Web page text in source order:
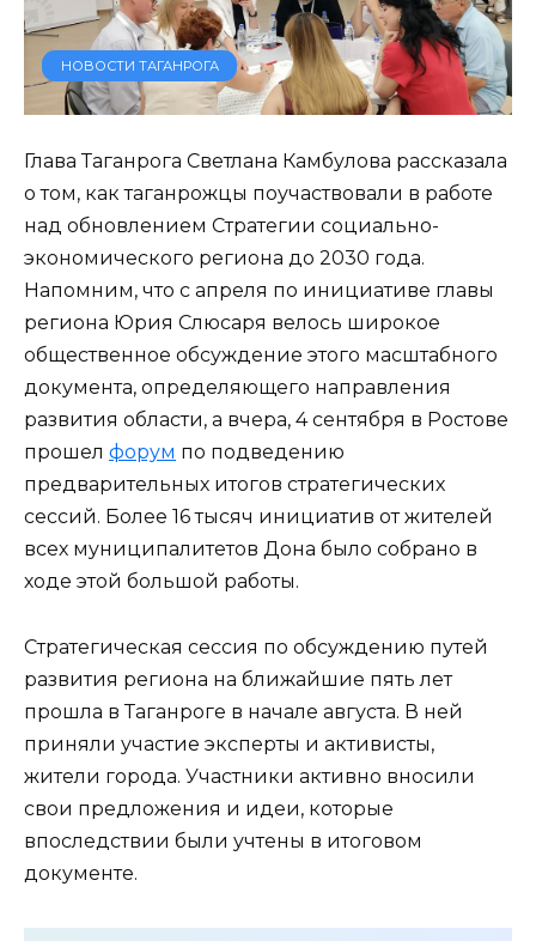
НОВОСТИ ТАГАНРОГА
Глава Таганрога Светлана Камбулова рассказала
о том, как таганрожцы поучаствовали в работе
над обновлением Стратегии социально-
экономического региона до 2030 года.
Напомним, что с апреля по инициативе главы
региона Юрия Слюсаря велось широкое
общественное обсуждение этого масштабного
документа, определяющего направления
развития области, а вчера, 4 сентября в Ростове
прошел форум по подведению
предварительных итогов стратегических
сессий. Более 16 тысяч инициатив от жителей
всех муниципалитетов Дона было собрано в
ходе этой большой работы.
Стратегическая сессия по обсуждению путей
развития региона на ближайшие пять лет
прошла в Таганроге в начале августа. В ней
приняли участие эксперты и активисты,
жители города. Участники активно вносили
свои предложения и идеи, которые
впоследствии были учтены в итоговом
документе.